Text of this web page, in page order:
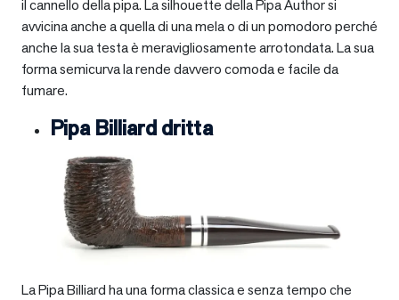
il cannello della pipa. La silhouette della Pipa Author si
avvicina anche a quella di una mela o di un pomodoro perché
anche la sua testa è meravigliosamente arrotondata. La sua
forma semicurva la rende davvero comoda e facile da
fumare.
Pipa Billiard dritta
La Pipa Billiard ha una forma classica e senza tempo che